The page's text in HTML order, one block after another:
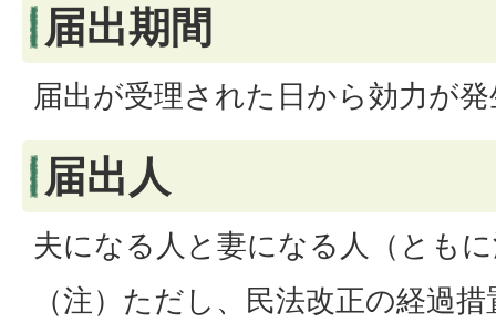
届出期間
届出が受理された日から効力が
届出人
夫になる人と妻になる人（とも
（注）ただし、民法改正の経過